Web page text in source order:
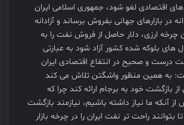
اقتصادی لغو شود، جمهوری اسلامی ایران
در بازارهای جهانی بفروش برساند و آزادانه
چرخه ارزی، دلار حاصل از فروش نفت را به
های بلوکه شده کشور آزاد شود به عبارتی
درست و صحیح در انتفاع اقتصادی ایران
به همین منظور واشگتن تلاش می کند
بازگشت خود به برجام ارائه کند چرا که
از آنکه ما نیاز داشته باشیم، نیازمند بازگشت
بتوانند راحت تر نفت ایران را در چرخه بازار